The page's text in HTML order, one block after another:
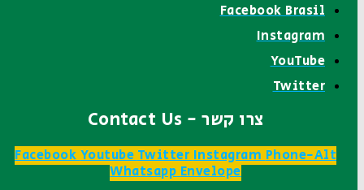
Facebook Brasil
Instagram
YouTube
Twitter
צרו קשר - Contact Us
FacebookYoutubeTwitterInstagramPhone-Alt
WhatsappEnvelope